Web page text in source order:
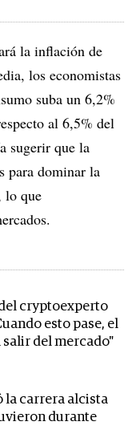
la inflación de
los economistas
suba un 6,2%
al 6,5% del
sugerir que la
para dominar la
lo que
cryptoexperto
esto pase, el
del mercado"
la carrera alcista
durante